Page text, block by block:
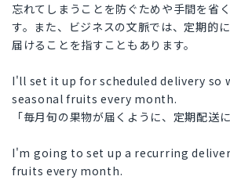
忘れてしまうことを防ぐためや手間を省
す。また、ビジネスの文脈では、定期的
届けることを指すこともあります。
I'll set it up for scheduled delivery so
seasonal fruits every month.
「毎月旬の果物が届くように、定期配送
I'm going to set up a recurring
fruits every month.